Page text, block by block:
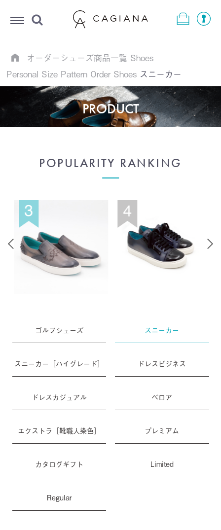
Menu
オーダーシューズ商品一覧 Shoes
Personal Size Pattern Order Shoes スニーカー
PRODUCT
POPULARITY RANKING
ゴルフシューズ スニーカー
スニーカー［ハイグレード］ ドレスビジネス
ドレスカジュアル ベロア
エクストラ［靴職人染色］ プレミアム
カタログギフト Limited
Regular